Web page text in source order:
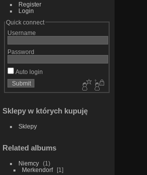
Register
Login
Quick connect
Username
Password
Auto login
Sklepy w których kupuję
Sklepy
Related albums
Niemcy
1
Merkendorf
1